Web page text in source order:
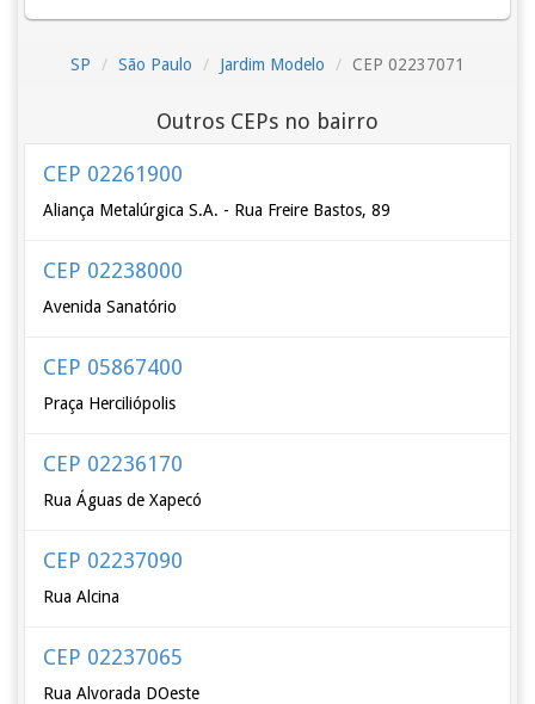
SP São Paulo Jardim Modelo CEP 02237071
Outros CEPs no bairro
CEP 02261900
Aliança Metalúrgica S.A. - Rua Freire Bastos, 89
CEP 02238000
Avenida Sanatório
CEP 05867400
Praça Herciliópolis
CEP 02236170
Rua Águas de Xapecó
CEP 02237090
Rua Alcina
CEP 02237065
Rua Alvorada DOeste